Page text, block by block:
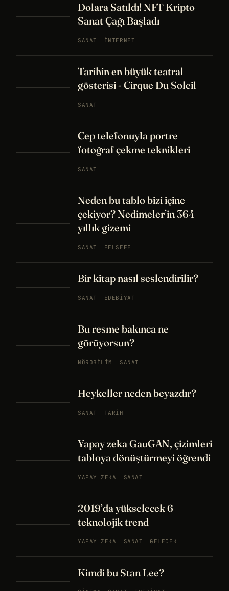
Dolara Satıldı! NFT Kripto
Sanat Çağı Başladı
SANAT İNTERNET
Tarihin en büyük teatral
gösterisi - Cirque Du Soleil
SANAT
Cep telefonuyla portre
fotoğraf çekme teknikleri
SANAT
Neden bu tablo bizi içine
çekiyor? Nedimeler’in 364
yıllık gizemi
SANAT FELSEFE
Bir kitap nasıl seslendirilir?
SANAT EDEBIYAT
Bu resme bakınca ne
görüyorsun?
NÖROBILIM SANAT
Heykeller neden beyazdır?
SANAT TARIH
Yapay zeka GauGAN, çizimleri
tabloya dönüştürmeyi öğrendi
YAPAY ZEKA SANAT
2019’da yükselecek 6
teknolojik trend
YAPAY ZEKA SANAT GELECEK
Kimdi bu Stan Lee?